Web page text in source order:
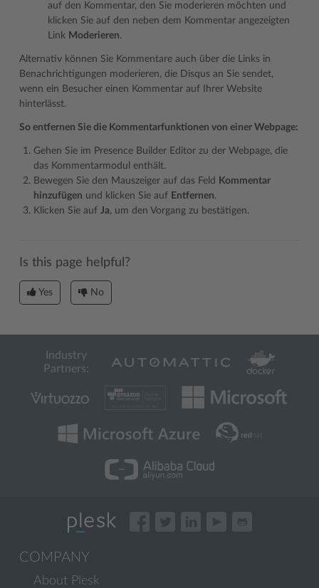
auf den Kommentar, den Sie moderieren möchten und
klicken Sie auf den neben dem Kommentar angezeigten
Link Moderieren.
Alternativ können Sie Kommentare auch über die Links in
Benachrichtigungen moderieren, die Disqus an Sie sendet,
wenn ein Besucher einen Kommentar auf Ihrer Website
hinterlässt.
So entfernen Sie die Kommentarfunktionen von einer Webpage:
Gehen Sie im Presence Builder Editor zu der Webpage, die
das Kommentarmodul enthält.
Bewegen Sie den Mauszeiger auf das Feld
Kommentar
hinzufügen und klicken Sie auf Entfernen.
Klicken Sie auf Ja, um den Vorgang zu bestätigen.
Is this page helpful?
Yes No
Industry
Partners:
COMPANY
About Plesk